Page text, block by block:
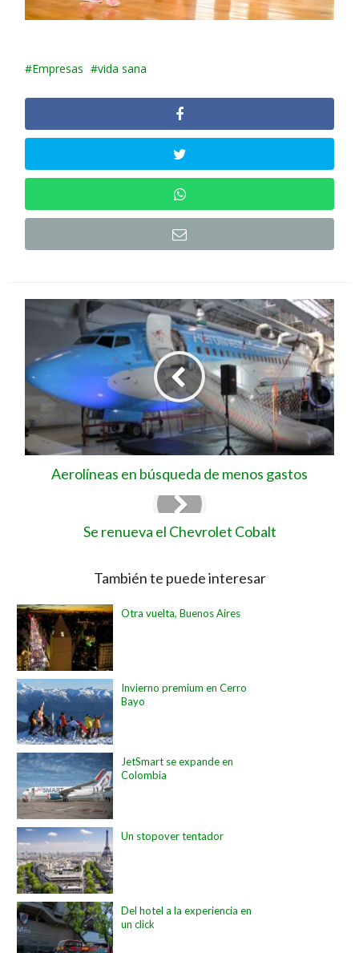
Empresas vida sana
Aerolíneas en búsqueda de menos gastos
Se renueva el Chevrolet Cobalt
También te puede interesar
Otra vuelta, Buenos Aires
Invierno premium en Cerro
Bayo
JetSmart se expande en
Colombia
Un stopover tentador
Del hotel a la experiencia en
un click